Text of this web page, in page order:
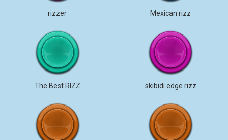
rizzer Mexican rizz
The Best RIZZ skibidi edge rizz